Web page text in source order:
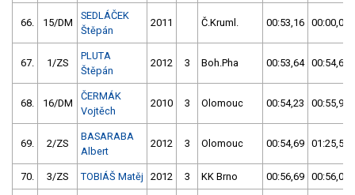
66. 15/DM
SEDLÁČEK
Štěpán
2011 Č.Kruml. 00:53,16 00:00,00
67. 1/ZS
PLUTA
Štěpán
2012 3 Boh.Pha 00:53,64 00:54,68
68. 16/DM
ČERMÁK
Vojtěch
2010 3 Olomouc 00:54,23 00:55,94
69. 2/ZS
BASARABA
Albert
2012 3 Olomouc 00:54,69 01:25,50
70. 3/ZS TOBIÁŠ Matěj 2012 3 KK Brno 00:56,69 00:56,01